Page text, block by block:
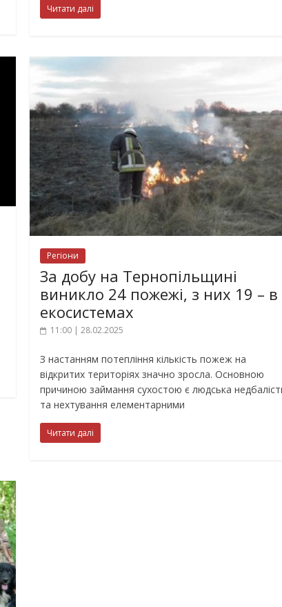
Читати далі
Регіони
За добу на Тернопільщині
виникло 24 пожежі, з них 19 – в
екосистемах
11:00 | 28.02.2025
З настанням потепління кількість пожеж на
відкритих територіях значно зросла. Основною
причиною займання сухостою є людська
та нехтування елементарними
Читати далі